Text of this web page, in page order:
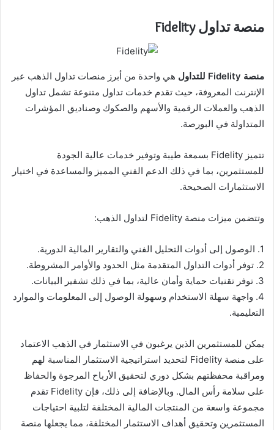
منصة تداول Fidelity
منصة Fidelity للتداول
هي واحدة من أبرز منصات تداول الذهب عبر
الإنترنت المعروفة، حيث تقدم خدمات تداول متنوعة تشمل تداول
الذهب والعملات الرقمية والأسهم والصكوك وصناديق المؤشرات
المتداولة في البورصة.
تتميز Fidelity بسمعة طيبة وتوفير خدمات عالية الجودة
للمستثمرين، بما في ذلك الدعم الفني المميز والمساعدة في اختيار
الاستثمارات الصحيحة.
وتتضمن ميزات منصة Fidelity لتداول الذهب:
1. الوصول إلى أدوات التحليل الفني والتقارير المالية الدورية.
2. توفر أدوات التداول المتقدمة مثل الحدود والأوامر المشروطة.
3. توفر تقنيات حماية وأمان عالية، بما في ذلك تشفير البيانات.
4. واجهة سهلة الاستخدام وسهولة الوصول إلى المعلومات والموارد
التعليمية.
يمكن للمستثمرين الذين يرغبون في الاستثمار في الذهب الاعتماد
على منصة Fidelity لتحديد استراتيجية الاستثمار المناسبة لهم
ومراقبة محفظتهم بشكل دوري لتحقيق الأرباح المرجوة والحفاظ
على سلامة رأس المال. وبالإضافة إلى ذلك، فإن Fidelity تقدم
مجموعة واسعة من المنتجات المالية المختلفة لتلبية احتياجات
المستثمرين وتحقيق أهداف الاستثمار المختلفة، مما يجعلها منصة